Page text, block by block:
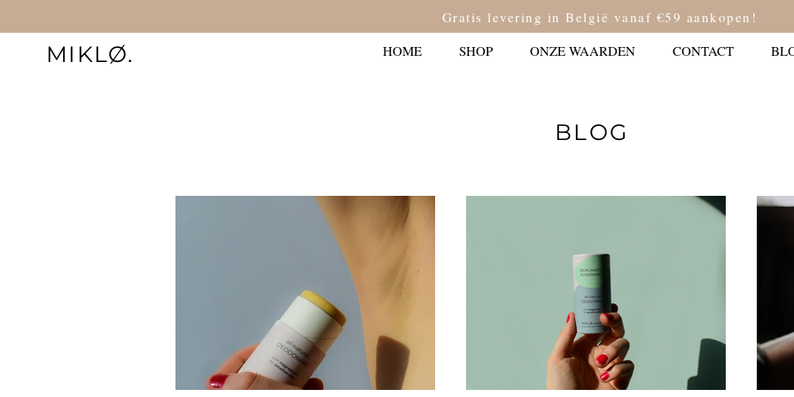
Gratis levering in België vanaf €59 aankopen!
MIKLØ. HOME SHOP ONZE WAARDEN CONTACT
BLOG